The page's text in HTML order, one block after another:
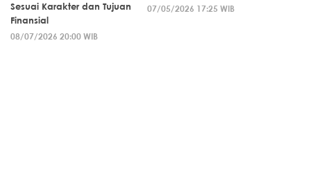
Sesuai Karakter dan Tujuan
Finansial
08/07/2026 20:00 WIB
07/05/2026 17:25 WIB